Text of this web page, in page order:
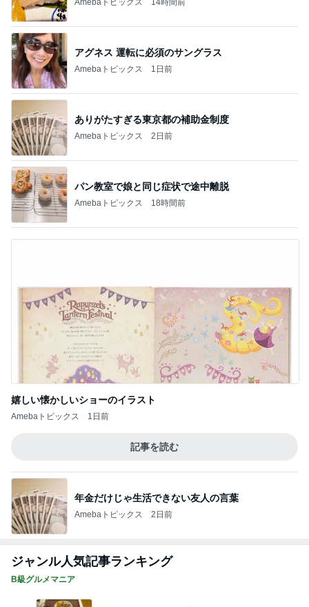
アグネス 運転に必須のサングラス
Amebaトピックス 1日前
ありがたすぎる東京都の補助金制度
Amebaトピックス 2日前
パン教室で娘と同じ症状で途中離脱
Amebaトピックス 18時間前
嬉しい懐かしいショーのイラスト
Amebaトピックス 1日前
記事を読む
年金だけじゃ生活できない友人の言葉
Amebaトピックス 2日前
ジャンル人気記事ランキング
B級グルメマニア